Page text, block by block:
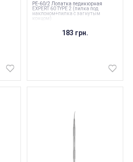
PE-60/2 Лопатка педикюрная
EXPERT 60 TYPE 2 (пилка под
наклоном+пилка с загнутым
концом)
183 грн.